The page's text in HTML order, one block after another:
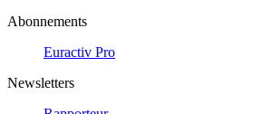
Abonnements
Euractiv Pro
Newsletters